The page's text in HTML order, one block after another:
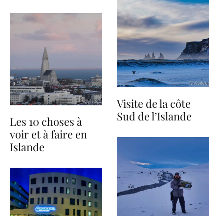
Les 10 choses à
voir et à faire en
Islande
Visite de la côte
Sud de l’Islande